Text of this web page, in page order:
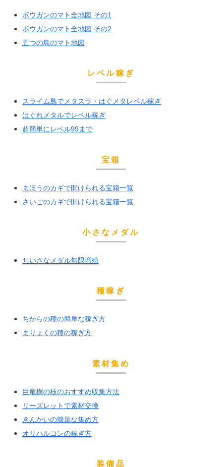
ボウガンのマト全地図 その1
ボウガンのマト全地図 その2
五つの島のマト地図
レベル稼ぎ
スライム島でメタスラ・はぐメタレベル稼ぎ
はぐれメタルでレベル稼ぎ
超簡単にレベル99まで
宝箱
まほうのカギで開けられる宝箱一覧
さいごのカギで開けられる宝箱一覧
小さなメダル
ちいさなメダル無限増殖
種稼ぎ
ちからの種の簡単な稼ぎ方
まりょくの種の稼ぎ方
素材集め
巨竜樹の枝のおすすめ収集方法
リーズレットで素材交換
きんかいの簡単な集め方
オリハルコンの稼ぎ方
装備品